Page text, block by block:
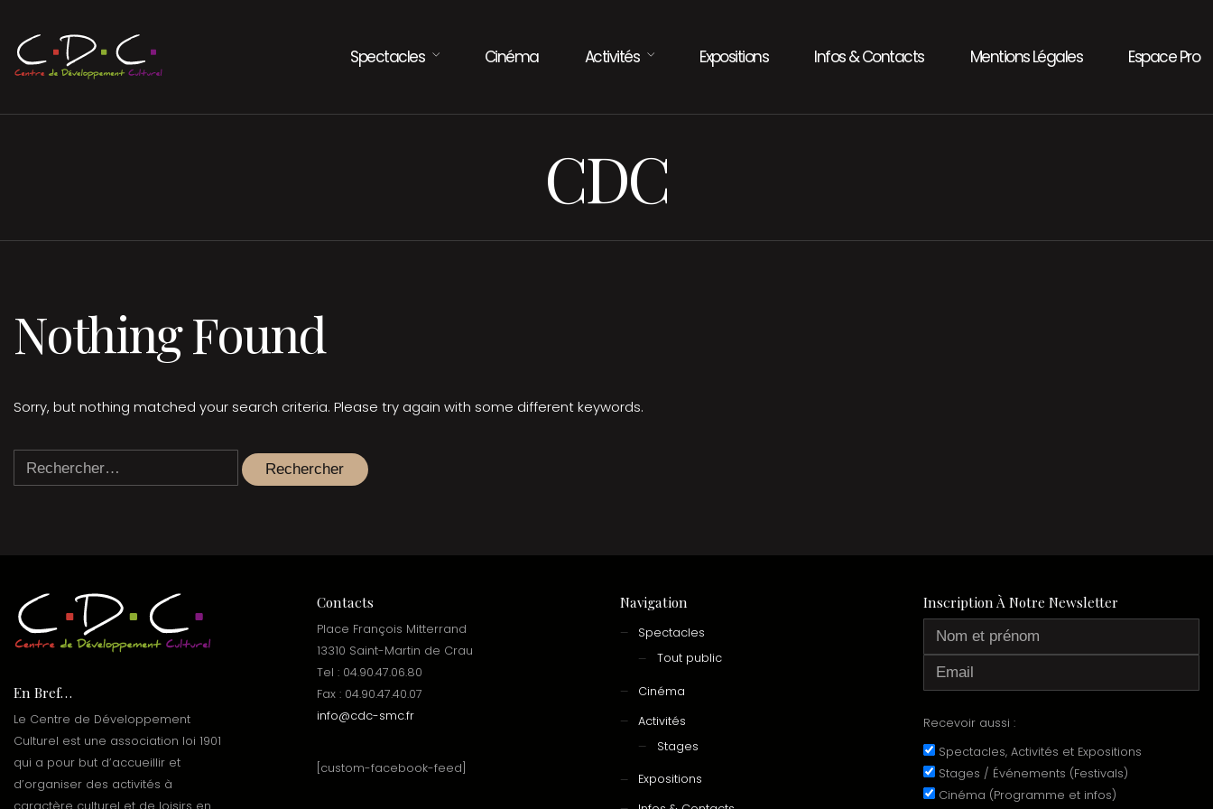
Spectacles Cinéma Activités Expositions Infos & Contacts Mentions Légales Espace Pro
CDC
Nothing Found
Sorry, but nothing matched your search criteria. Please try again with some different keywords.
Rechercher :
En Bref…
Le Centre de Développement
Culturel est une association loi 1901
qui a pour but d’accueillir et
d’organiser des activités à
caractère culturel et de loisirs en
Contacts
Place François Mitterrand
13310 Saint-Martin de Crau
Tel : 04.90.47.06.80
Fax : 04.90.47.40.07
info@cdc-smc.fr
[custom-facebook-feed]
Navigation
Spectacles
Tout public
Cinéma
Activités
Stages
Expositions
Inscription À Notre Newsletter
Recevoir aussi :
Spectacles, Activités et Expositions
Stages / Événements (Festivals)
Cinéma (Programme et infos)